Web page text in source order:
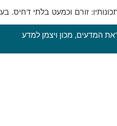
זורם וכמעט בלתי דחיס.
המדעים, מכון ויצמן למדע